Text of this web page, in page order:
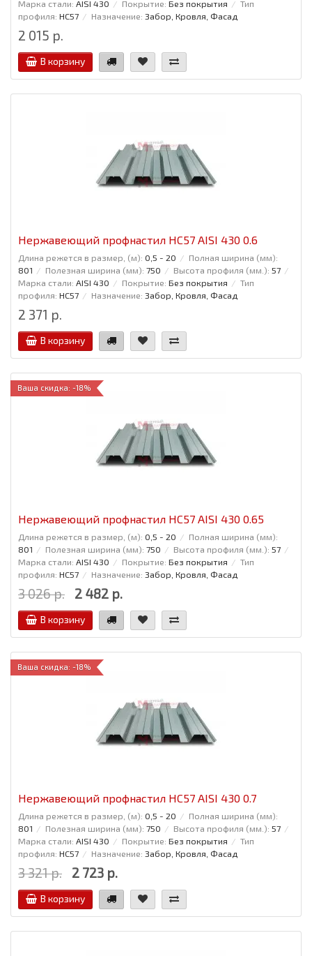
Марка стали: AISI 430 Покрытие: Без покрытия
Тип
профиля: НС57 Назначение: Забор, Кровля, Фасад
2 015 р.
В корзину
Нержавеющий профнастил НС57 AISI 430 0.6
Длина режется в размер, (м): 0,5 - 20
Полная ширина (мм):
801
Полезная ширина (мм): 750 Высота профиля (мм.): 57
Марка стали: AISI 430 Покрытие: Без покрытия
Тип
профиля: НС57 Назначение: Забор, Кровля, Фасад
2 371 р.
В корзину
Ваша скидка: -18%
Нержавеющий профнастил НС57 AISI 430 0.65
Длина режется в размер, (м): 0,5 - 20
Полная ширина (мм):
801
Полезная ширина (мм): 750 Высота профиля (мм.): 57
Марка стали: AISI 430 Покрытие: Без покрытия
Тип
профиля: НС57 Назначение: Забор, Кровля, Фасад
3 026 р. 2 482 р.
В корзину
Ваша скидка: -18%
Нержавеющий профнастил НС57 AISI 430 0.7
Длина режется в размер, (м): 0,5 - 20
Полная ширина (мм):
801
Полезная ширина (мм): 750 Высота профиля (мм.): 57
Марка стали: AISI 430 Покрытие: Без покрытия
Тип
профиля: НС57 Назначение: Забор, Кровля, Фасад
3 321 р. 2 723 р.
В корзину